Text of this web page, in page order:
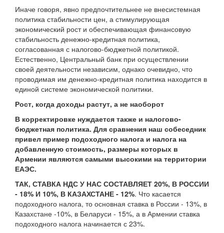
Иначе говоря, явно предпочтительнее не внесистемная
политика стабильности цен, а стимулирующая
экономический рост и обеспечивающая финансовую
стабильность денежно-кредитная политика,
согласованная с налогово-бюджетной политикой.
Естественно, Центральный банк при осуществлении
своей деятельности независим, однако очевидно, что
проводимая им денежно-кредитная политика находится в
единой системе экономической политики.
Рост, когда доходы растут, а не наоборот
В корректировке нуждается также и налогово-
бюджетная политика. Для сравнения наш собеседник
привел пример подоходного налога и налога на
добавленную стоимость, размеры которых в
Армении являются самыми высокими на территории
ЕАЭС.
ТАК, СТАВКА НДС У НАС СОСТАВЛЯЕТ 20%, В РОССИИ
- 18% И 10%, В КАЗАХСТАНЕ - 12%. Что касается
подоходного налога, то основная ставка в России - 13%, в
Казахстане -10%, в Беларуси - 15%, а в Армении ставка
подоходного налога начинается с 23%.